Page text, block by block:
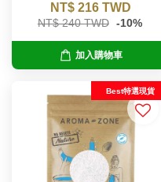
NT$ 216 TWD
NT$ 240 TWD -10%
加入購物車
Best特選現貨